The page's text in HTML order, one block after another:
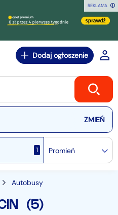
REKLAMA
Dodaj ogłoszenie
1 Promień
Autobusy
(5)